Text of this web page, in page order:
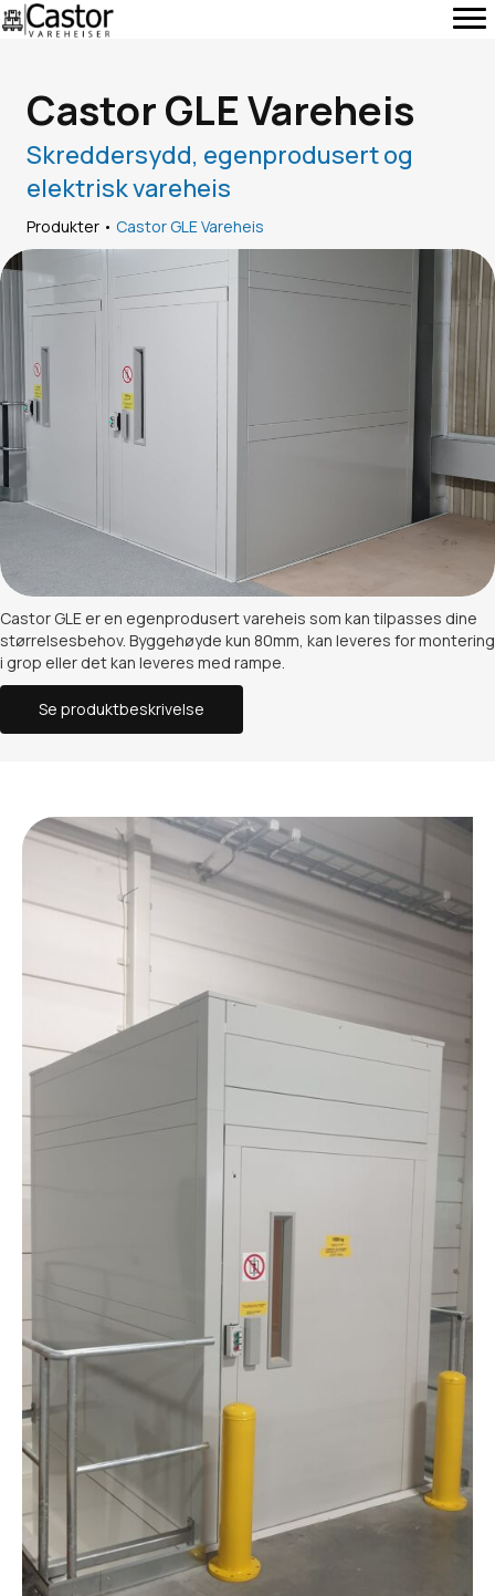
Castor GLE Vareheis
Skreddersydd, egenprodusert og
elektrisk vareheis
Produkter • Castor GLE Vareheis
Castor GLE er en egenprodusert vareheis som kan tilpasses dine
størrelsesbehov. Byggehøyde kun 80mm, kan leveres for montering
i grop eller det kan leveres med rampe.
Se produktbeskrivelse